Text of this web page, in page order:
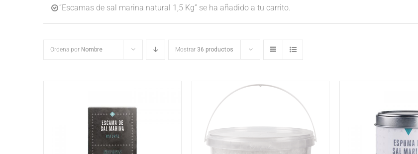
“Escamas de sal marina natural 1,5 Kg” se ha añadido a tu carrito.
Ordena por Nombre Mostrar 36 productos